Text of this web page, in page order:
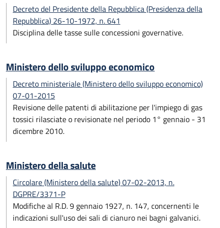
Decreto del Presidente della Repubblica (Presidenza della
Repubblica) 26-10-1972, n. 641
Disciplina delle tasse sulle concessioni governative.
Ministero dello sviluppo economico
Decreto ministeriale (Ministero dello sviluppo economico)
07-01-2015
Revisione delle patenti di abilitazione per l'impiego di gas
tossici rilasciate o revisionate nel periodo 1° gennaio - 31
dicembre 2010.
Ministero della salute
Circolare (Ministero della salute) 07-02-2013, n.
DGPRE/3371-P
Modifiche al R.D. 9 gennaio 1927, n. 147, concernenti le
indicazioni sull'uso dei sali di cianuro nei bagni galvanici.